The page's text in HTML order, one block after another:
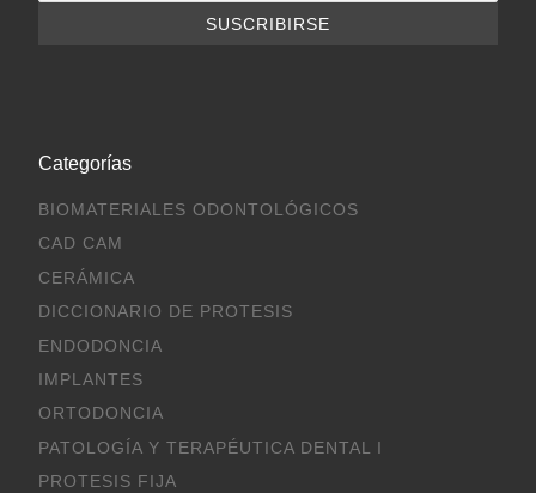
Categorías
BIOMATERIALES ODONTOLÓGICOS
CAD CAM
CERÁMICA
DICCIONARIO DE PROTESIS
ENDODONCIA
IMPLANTES
ORTODONCIA
PATOLOGÍA Y TERAPÉUTICA DENTAL I
PROTESIS FIJA